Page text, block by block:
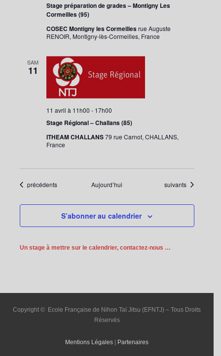
Stage préparation de grades – Montigny Les
Cormeilles (95)
COSEC Montigny les Cormeillesrue Auguste
RENOIR, Montigny-lès-Cormeilles, France
SAM
11
Stage Régional – Challans (85)
11 avril à 11h00 - 17h00
ITHEAM CHALLANS79 rue Carnot, CHALLANS,
France
Évènements
précédents Aujourd’hui Évènements
suivants
S’abonner au calendrier
Un stage à mettre sur le calendrier, contactez-nous …
Copyright © Ecole Française de Nihon Taï Jitsu (EFNTJ) – Tous Droits
Réservés
Mentions Légales Partenaires